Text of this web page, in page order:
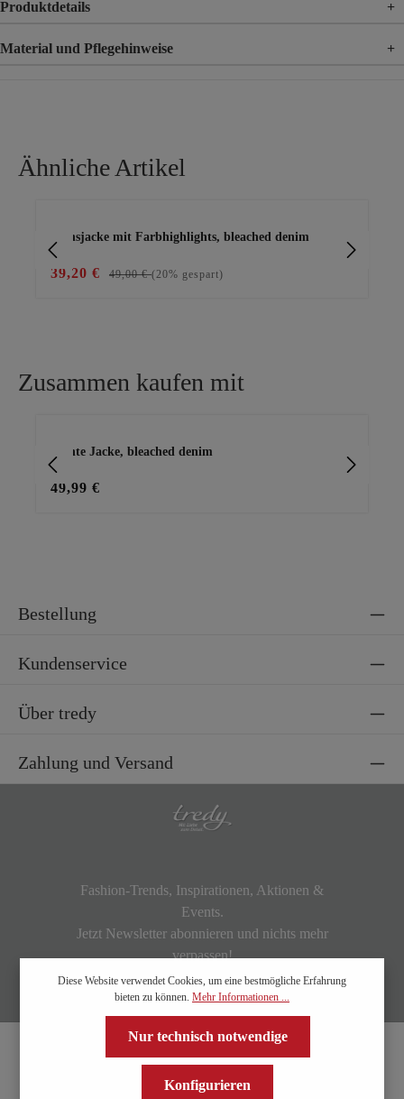
Produktdetails +
Material und Pflegehinweise +
Ähnliche Artikel
Jeansjacke mit Farbhighlights, bleached denim
39,20 € 49,00 €(20% gespart)
Zusammen kaufen mit
leichte Jacke, bleached denim
49,99 €
Bestellung
Kundenservice
Über tredy
Zahlung und Versand
Fashion-Trends, Inspirationen, Aktionen &
Events.
Jetzt Newsletter abonnieren und nichts mehr
verpassen!
Diese Website verwendet Cookies, um eine bestmögliche Erfahrung
bieten zu können. Mehr Informationen ...
Nur technisch notwendige
Konfigurieren